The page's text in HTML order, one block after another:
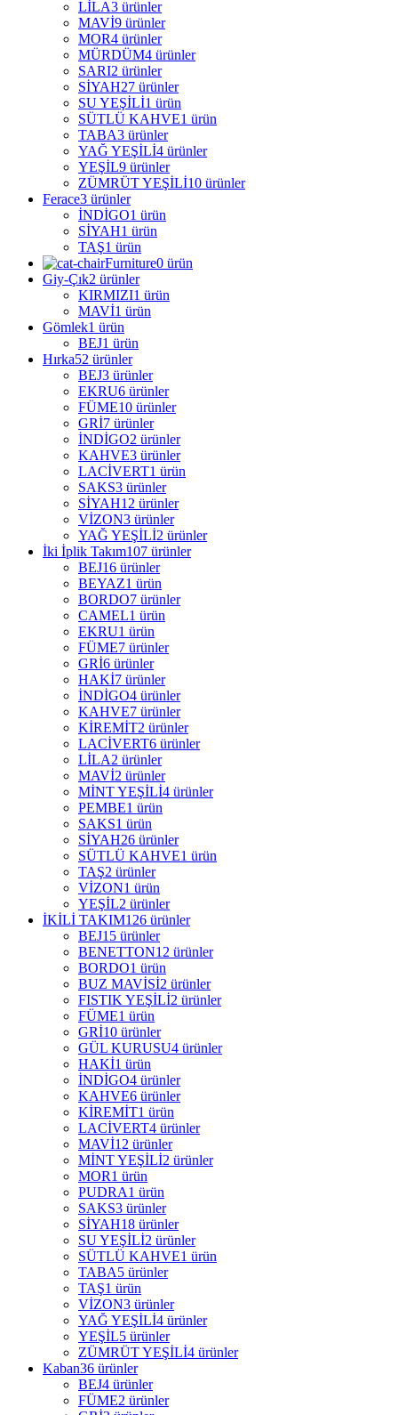
LİLA3 ürünler
MAVİ9 ürünler
MOR4 ürünler
MÜRDÜM4 ürünler
SARI2 ürünler
SİYAH27 ürünler
SU YEŞİLİ1 ürün
SÜTLÜ KAHVE1 ürün
TABA3 ürünler
YAĞ YEŞİLİ4 ürünler
YEŞİL9 ürünler
ZÜMRÜT YEŞİLİ10 ürünler
Ferace3 ürünler
İNDİGO1 ürün
SİYAH1 ürün
TAŞ1 ürün
Furniture0 ürün
Giy-Çık2 ürünler
KIRMIZI1 ürün
MAVİ1 ürün
Gömlek1 ürün
BEJ1 ürün
Hırka52 ürünler
BEJ3 ürünler
EKRU6 ürünler
FÜME10 ürünler
GRİ7 ürünler
İNDİGO2 ürünler
KAHVE3 ürünler
LACİVERT1 ürün
SAKS3 ürünler
SİYAH12 ürünler
VİZON3 ürünler
YAĞ YEŞİLİ2 ürünler
İki İplik Takım107 ürünler
BEJ16 ürünler
BEYAZ1 ürün
BORDO7 ürünler
CAMEL1 ürün
EKRU1 ürün
FÜME7 ürünler
GRİ6 ürünler
HAKİ7 ürünler
İNDİGO4 ürünler
KAHVE7 ürünler
KİREMİT2 ürünler
LACİVERT6 ürünler
LİLA2 ürünler
MAVİ2 ürünler
MİNT YEŞİLİ4 ürünler
PEMBE1 ürün
SAKS1 ürün
SİYAH26 ürünler
SÜTLÜ KAHVE1 ürün
TAŞ2 ürünler
VİZON1 ürün
YEŞİL2 ürünler
İKİLİ TAKIM126 ürünler
BEJ15 ürünler
BENETTON12 ürünler
BORDO1 ürün
BUZ MAVİSİ2 ürünler
FISTIK YEŞİLİ2 ürünler
FÜME1 ürün
GRİ10 ürünler
GÜL KURUSU4 ürünler
HAKİ1 ürün
İNDİGO4 ürünler
KAHVE6 ürünler
KİREMİT1 ürün
LACİVERT4 ürünler
MAVİ12 ürünler
MİNT YEŞİLİ2 ürünler
MOR1 ürün
PUDRA1 ürün
SAKS3 ürünler
SİYAH18 ürünler
SU YEŞİLİ2 ürünler
SÜTLÜ KAHVE1 ürün
TABA5 ürünler
TAŞ1 ürün
VİZON3 ürünler
YAĞ YEŞİLİ4 ürünler
YEŞİL5 ürünler
ZÜMRÜT YEŞİLİ4 ürünler
Kaban36 ürünler
BEJ4 ürünler
FÜME2 ürünler